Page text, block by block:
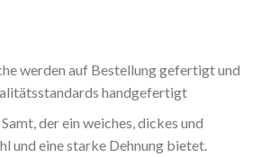
werden auf Bestellung gefertigt und
handgefertigt
der ein weiches, dickes und
und eine starke Dehnung bietet.